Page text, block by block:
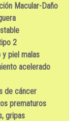
Macular-Daño
2
y piel malas
acelerado
de cáncer
prematuros
gripas